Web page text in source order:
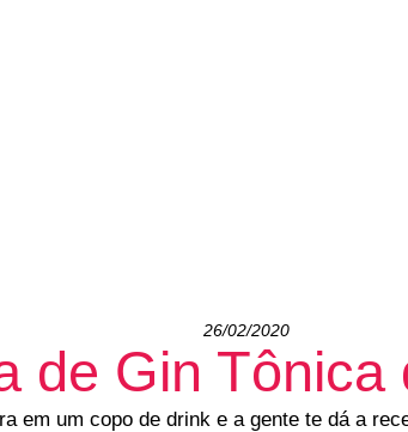
26/02/2020
de Gin Tônica
em um copo de drink e a gente te dá a